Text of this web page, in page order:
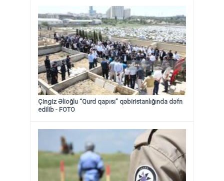
Çingiz Əlioğlu “Qurd qapısı” qəbiristanlığında dəfn
edilib - FOTO